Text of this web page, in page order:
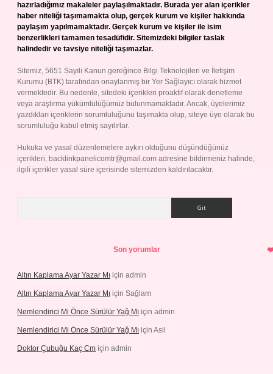
hazırladığımız makaleler paylaşılmaktadır. Burada yer alan içerikler
haber niteliği taşımamakta olup, gerçek kurum ve kişiler hakkında
paylaşım yapılmamaktadır. Gerçek kurum ve kişiler ile isim
benzerlikleri tamamen tesadüfidir. Sitemizdeki bilgiler taslak
halindedir ve tavsiye niteliği taşımazlar.
Sitemiz, 5651 Sayılı Kanun gereğince Bilgi Teknolojileri ve İletişim
Kurumu (BTK) tarafından onaylanmış bir Yer Sağlayıcı olarak hizmet
vermektedir. Bu nedenle, sitedeki içerikleri proaktif olarak denetleme
veya araştırma yükümlülüğümüz bulunmamaktadır. Ancak, üyelerimiz
yazdıkları içeriklerin sorumluluğunu taşımakta olup, siteye üye olarak bu
sorumluluğu kabul etmiş sayılırlar.
Hukuka ve yasal düzenlemelere aykırı olduğunu düşündüğünüz
içerikleri, backlinkpanelicomtr@gmail.com adresine bildirmeniz halinde,
ilgili içerikler yasal süre içerisinde sitemizden kaldırılacaktır.
Son yorumlar
Altın Kaplama Ayar Yazar Mı için admin
Altın Kaplama Ayar Yazar Mı için Sağlam
Nemlendirici Mi Önce Sürülür Yağ Mı için admin
Nemlendirici Mi Önce Sürülür Yağ Mı için Asil
Doktor Çubuğu Kaç Cm için admin